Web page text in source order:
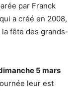
par Franck
a créé en 2008,
la fête des grands-
5 mars
leur est